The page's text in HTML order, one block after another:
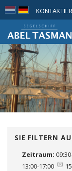
SIE FILTERN
Zeitraum:
13:00-17:00